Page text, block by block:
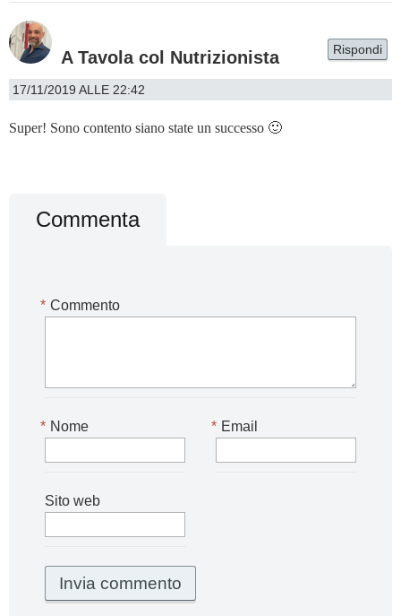
A Tavola col Nutrizionista
17/11/2019 ALLE 22:42
Super! Sono contento siano state un successo 🙂
Rispondi
Commenta
Commento
*
Nome
* Email
*
Sito web